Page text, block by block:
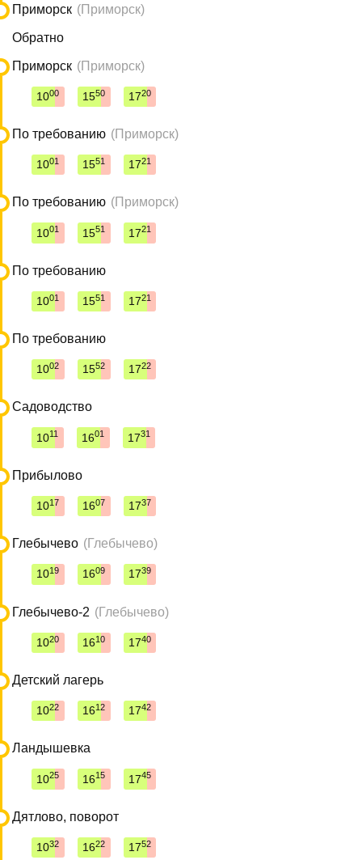
Приморск (Приморск)
Обратно
Приморск (Приморск)
1000 1550 1720
По требованию (Приморск)
1001 1551 1721
По требованию (Приморск)
1001 1551 1721
По требованию
1001 1551 1721
По требованию
1002 1552 1722
Садоводство
1011 1601 1731
Прибылово
1017 1607 1737
Глебычево (Глебычево)
1019 1609 1739
Глебычево-2 (Глебычево)
1020 1610 1740
Детский лагерь
1022 1612 1742
Ландышевка
1025 1615 1745
Дятлово, поворот
1032 1622 1752